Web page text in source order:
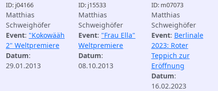
ID: j04166
Matthias
Schweighöfer
Event: "Kokowääh
2" Weltpremiere
Datum:
29.01.2013
ID: j15533
Matthias
Schweighöfer
Event: "Frau Ella"
Weltpremiere
Datum:
08.10.2013
ID: m07073
Matthias
Schweighöfer
Event: Berlinale
2023: Roter
Teppich zur
Eröffnung
Datum:
16.02.2023